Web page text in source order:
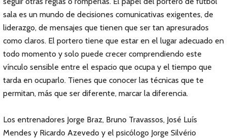
sala es un mundo de decisiones comunicativas exigentes, de
liderazgo, de mensajes que tienen que ser tan apresurados
como claros. El portero tiene que estar en el lugar adecuado en
todo momento y solo puede crecer comprendiendo este
vínculo sensible entre el espacio que ocupa y el tiempo que
tarda en ocuparlo. Tienes que conocer las técnicas que te
permitan, más que ser diferente, marcar la diferencia.
Los entrenadores Jorge Braz, Bruno Travassos, José Luís
Mendes y Ricardo Azevedo y el psicólogo Jorge Silvério